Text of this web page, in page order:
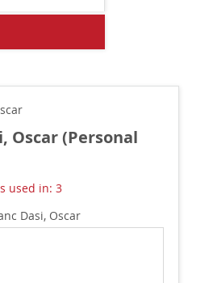
Oscar (Personal
used in: 3
Dasi, Oscar